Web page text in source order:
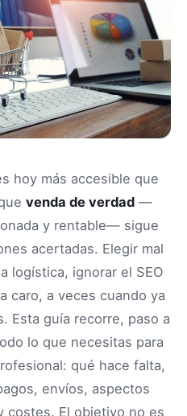
hoy más accesible que
venda de verdad —
y rentable— sigue
acertadas. Elegir mal
logística, ignorar el SEO
caro, a veces cuando ya
Esta guía recorre, paso a
lo que necesitas para
qué hace falta,
envíos, aspectos
costes. El objetivo no es